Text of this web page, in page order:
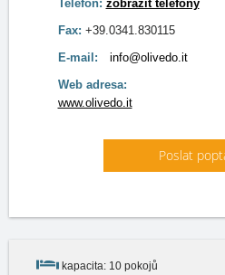
Telefon: zobrazit telefony
Fax: +39.0341.830115
E-mail:
info@olivedo.it
Web adresa:
www.olivedo.it
Poslat
kapacita: 10 pokojů